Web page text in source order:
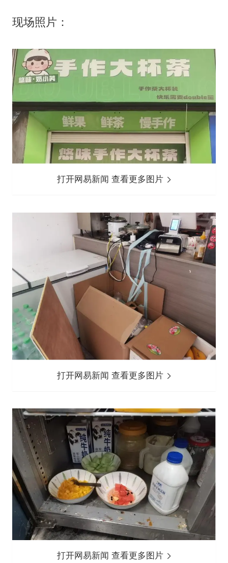
现场照片：
打开网易新闻 查看更多图片
打开网易新闻 查看更多图片
打开网易新闻 查看更多图片